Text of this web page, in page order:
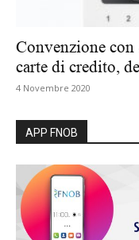
Convenzione
carte di credito,
4 Novembre 2020
APP FNOB